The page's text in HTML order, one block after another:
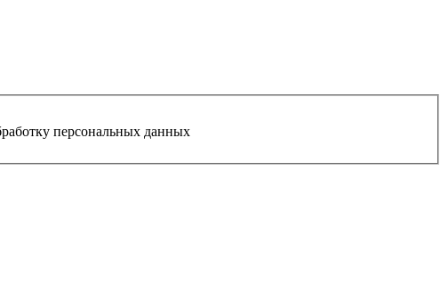
персональных данных